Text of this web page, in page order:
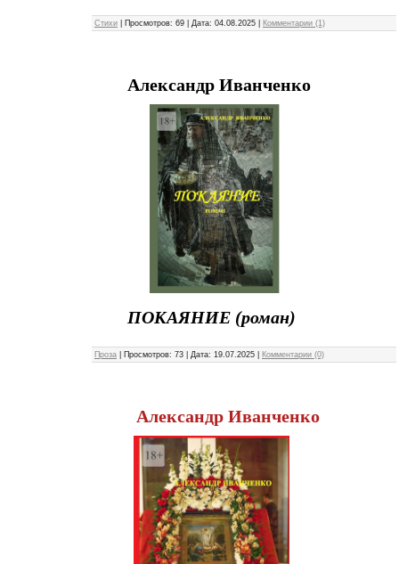
Стихи Просмотров: 69 Дата: 04.08.2025 Комментарии (1)
Александр Иванченко
ПОКАЯНИЕ (роман)
Проза Просмотров: 73 Дата: 19.07.2025 Комментарии (0)
Александр Иванченко